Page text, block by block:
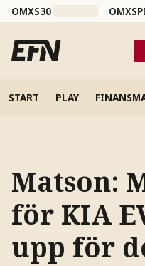
OMXS30
START PLAY
Matson:
för KIA
upp för